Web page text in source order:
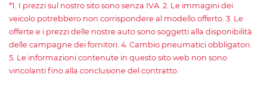
*1. I prezzi sul nostro sito sono senza IVA. 2. Le immagini dei
veicolo potrebbero non corrispondere al modello offerto. 3. Le
offerte e i prezzi delle nostre auto sono soggetti alla disponibilità
delle campagne dei fornitori. 4. Cambio pneumatici obbligatori.
5. Le informazioni contenute in questo sito web non sono
vincolanti fino alla conclusione del contratto.